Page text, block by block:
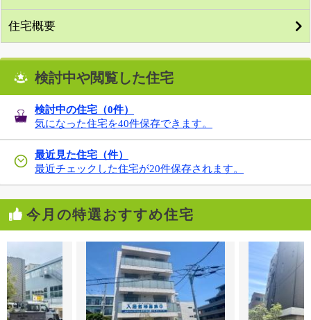
住宅概要
検討中や閲覧した住宅
検討中の住宅（0件）
気になった住宅を40件保存できます。
最近見た住宅（件）
最近チェックした住宅が20件保存されます。
今月の特選おすすめ住宅